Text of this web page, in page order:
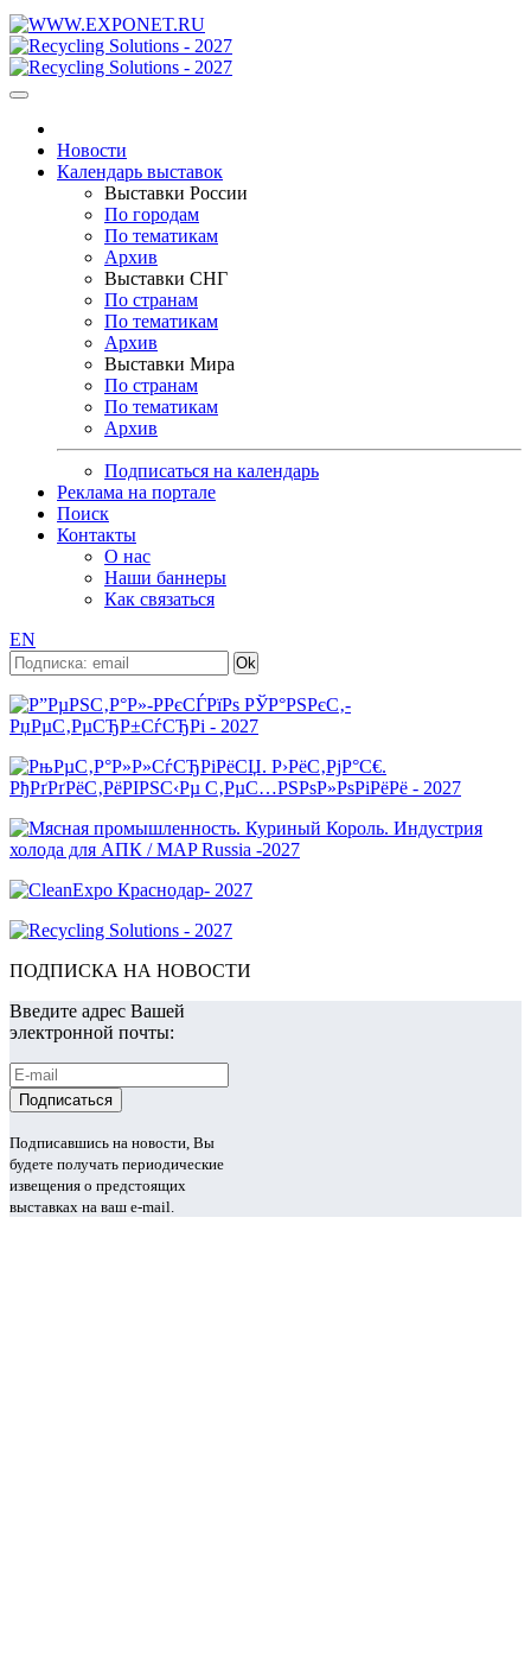
Новости
Календарь выставок
Выставки России
По городам
По тематикам
Архив
Выставки СНГ
По странам
По тематикам
Архив
Выставки Мира
По странам
По тематикам
Архив
Подписаться на календарь
Реклама на портале
Поиск
Контакты
О нас
Наши баннеры
Как связаться
EN
ПОДПИСКА НА НОВОСТИ
Введите адрес Вашей
электронной почты:
Подписавшись на новости, Вы
будете получать периодические
извещения о предстоящих
выставках на ваш e-mail.